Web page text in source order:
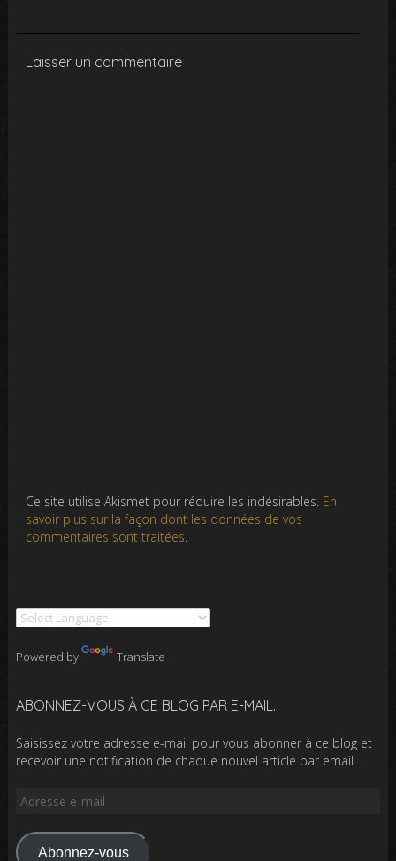
Laisser un commentaire
Ce site utilise Akismet pour réduire les indésirables. En
savoir plus sur la façon dont les données de vos
commentaires sont traitées.
Powered by Translate
ABONNEZ-VOUS À CE BLOG PAR E-MAIL.
Saisissez votre adresse e-mail pour vous abonner à ce blog et
recevoir une notification de chaque nouvel article par email.
Adresse
mail
Abonnez-vous